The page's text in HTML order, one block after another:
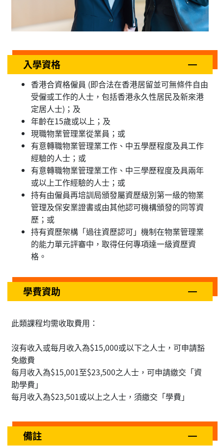
入學資格
香港合資格僱員 (即合法在香港居留並可無條件自由
受僱或工作的人士，包括香港永久性居民及新來港
定居人士)；及
年齡在15歲或以上；及
現職物業管理業從業員；或
有意轉職物業管理業工作、中五學歷程度及具工作
經驗的人士；或
有意轉職物業管理業工作、中三學歷程度及具兩年
或以上工作經驗的人士；或
持有由僱員再培訓局頒發屬資歷級別第一級的物業
管理及保安業證書或由其他認可機構頒發的同等資
歷；或
持有資歷架構「過往資歷認可」機制在物業管理業
的能力單元評審中，取得任何專項達一級資歷資
格。
學費資助
此類課程均需收取費用：
沒有收入或每月收入為$15,000或以下之人士，可申請豁
免繳費
每月收入為$15,001至$23,500之人士，可申請繳交「資
助學費」
每月收入為$23,501或以上之人士，須繳交「學費」
備註